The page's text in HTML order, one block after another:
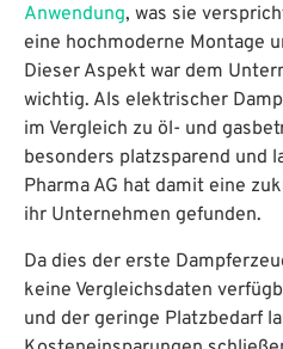
Anwendung, was sie
eine hochmoderne Montage
Dieser Aspekt war dem
wichtig. Als elektrischer
im Vergleich zu öl- und
besonders platzsparend und
Pharma AG hat damit eine
ihr Unternehmen gefunden.
Da dies der erste
keine Vergleichsdaten
und der geringe Platzbedarf